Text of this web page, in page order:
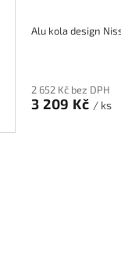
2 652 Kč bez DPH
3 209 Kč / ks